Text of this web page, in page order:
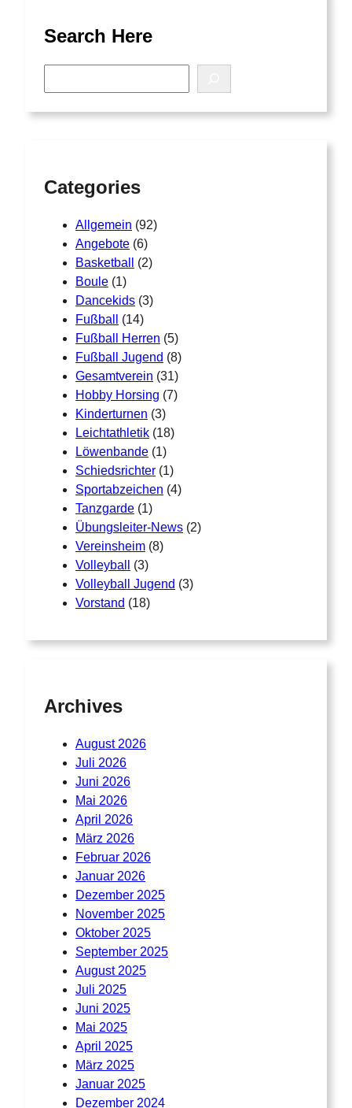
Search Here
e
a
Categories
Allgemein (92)
Angebote (6)
Basketball
(2)
Boule (1)
Dancekids (3)
Fußball
(14)
Fußball Herren (5)
Fußball Jugend (8)
Gesamtverein (31)
Hobby Horsing (7)
Kinderturnen (3)
Leichtathletik (18)
Löwenbande (1)
Schiedsrichter (1)
Sportabzeichen (4)
Tanzgarde (1)
Übungsleiter-News (2)
Vereinsheim (8)
Volleyball
(3)
Volleyball Jugend (3)
Vorstand (18)
Archives
August 2026
Juli 2026
Juni 2026
Mai 2026
April 2026
März 2026
Februar 2026
Januar 2026
Dezember 2025
November 2025
Oktober 2025
September 2025
August 2025
Juli 2025
Juni 2025
Mai 2025
April 2025
März 2025
Januar 2025
Dezember 2024